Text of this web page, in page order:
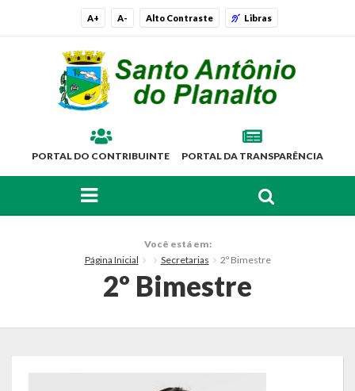
A+ A- Alto Contraste Libras
PORTAL DO CONTRIBUINTE PORTAL DA TRANSPARÊNCIA
Você está em:
Página Inicial
Secretarias 2º Bimestre
2º Bimestre